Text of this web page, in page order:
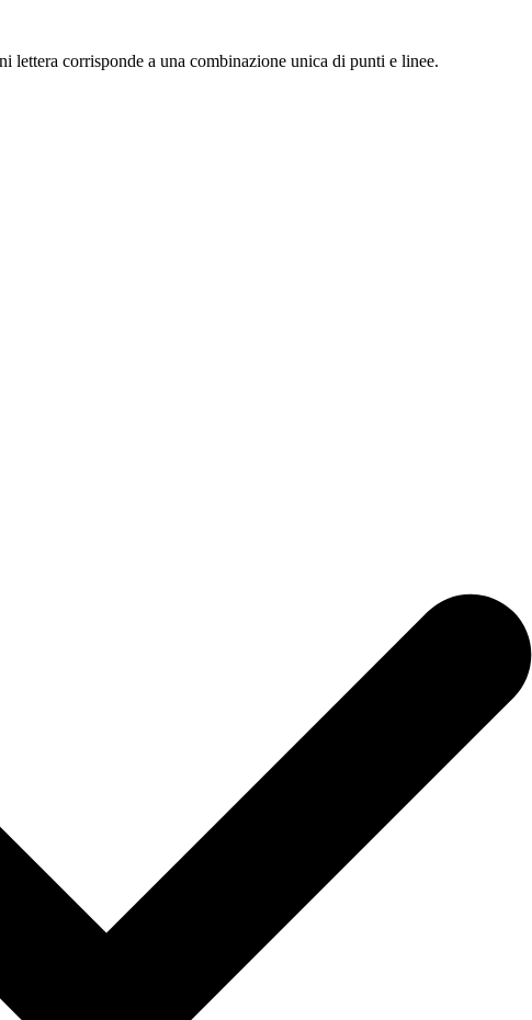
lettera corrisponde a una combinazione unica di punti e linee.